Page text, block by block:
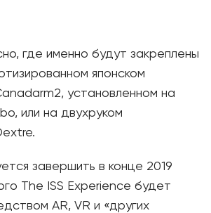
где именно будут закреплены
японском
установленном на
или на двухруком
завершить в конце 2019
The ISS Experience будет
AR, VR и «других